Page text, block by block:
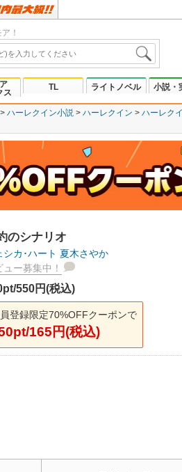
！
ス
TL ライトノベル 小説・
ハーレクイン小説 ハーレクイン ハーレク
のシナリオ
シカ･ハート 夏木さやか
ュー募集中！
550円(税込)
登録限定70%OFFクーポンで
165円(税込)